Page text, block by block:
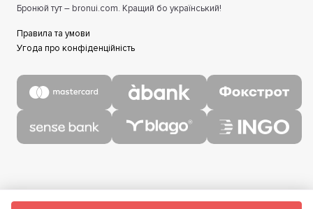
Бронюй тут – bronui.com. Кращий бо український!
Правила та умови
Угода про конфіденційність